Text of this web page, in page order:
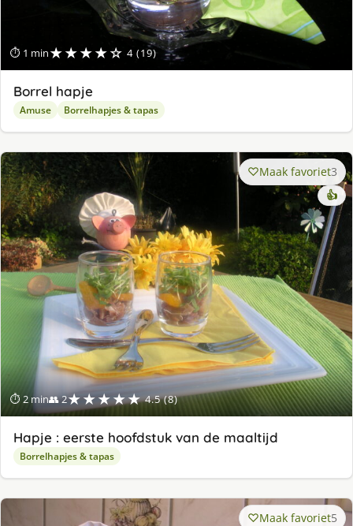
⏱ 1 min★★★★☆ 4 (19)
Borrel hapje
Amuse Borrelhapjes & tapas
⏱ 2 min👥 2★★★★★ 4.5 (8)
Maak favoriet3
👍
Hapje : eerste hoofdstuk van de maaltijd
Borrelhapjes & tapas
Maak favoriet5